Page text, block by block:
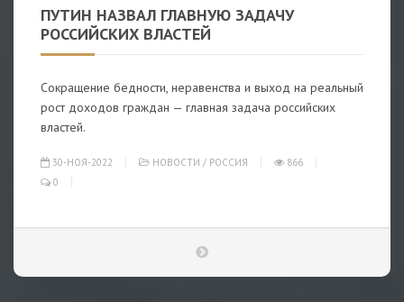
ПУТИН НАЗВАЛ ГЛАВНУЮ ЗАДАЧУ
РОССИЙСКИХ ВЛАСТЕЙ
Сокращение бедности, неравенства и выход на реальный
рост доходов граждан — главная задача российских
властей.
30-НОЯ-2022 НОВОСТИ / РОССИЯ
866
0